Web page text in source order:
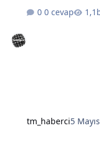
0 cevap
tm_haberci5 Mayıs